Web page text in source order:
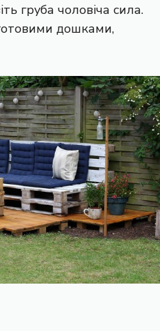
груба чоловіча сила.
дошками,